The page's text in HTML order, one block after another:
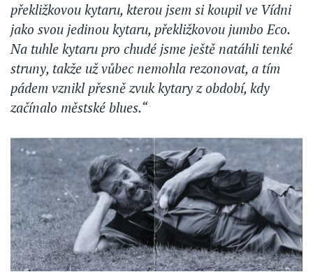
překližkovou kytaru, kterou jsem si koupil ve Vídni
jako svou jedinou kytaru, překližkovou jumbo Eco.
Na tuhle kytaru pro chudé jsme ještě natáhli tenké
struny, takže už vůbec nemohla rezonovat, a tím
pádem vznikl přesně zvuk kytary z období, kdy
začínalo městské blues.“